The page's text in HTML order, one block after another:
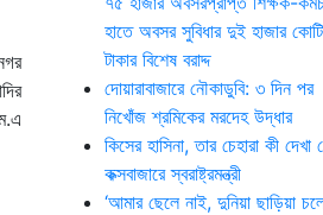
হাতে অবসর সুবিধার দুই হাজার কোটি
টাকার বিশেষ বরাদ্দ
দোয়ারাবাজারে নৌকাডুবি: ৩ দিন পর
নিখোঁজ শ্রমিকের মরদেহ উদ্ধার
কিসের হাসিনা, তার চেহারা কী দেখা
কক্সবাজারে স্বরাষ্ট্রমন্ত্রী
‘আমার ছেলে নাই, দুনিয়া ছাড়িয়া